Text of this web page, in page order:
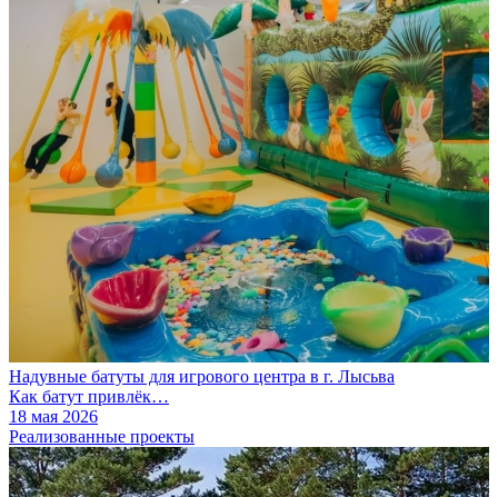
Надувные батуты для игрового центра в г. Лысьва
Как батут привлёк…
18 мая 2026
Реализованные проекты